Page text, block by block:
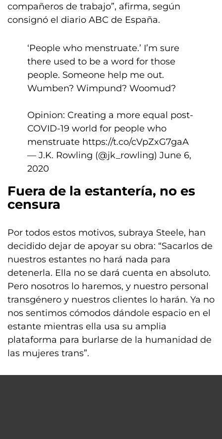
compañeros de trabajo”, afirma, según
consignó el diario ABC de España.
‘People who menstruate.’ I’m sure
there used to be a word for those
people. Someone help me out.
Wumben? Wimpund? Woomud?
Opinion: Creating a more equal post-
COVID-19 world for people who
menstruate https://t.co/cVpZxG7gaA
— J.K. Rowling (@jk_rowling) June 6,
2020
Fuera de la estantería, no es
censura
Por todos estos motivos, subraya Steele, han
decidido dejar de apoyar su obra: “Sacarlos de
nuestros estantes no hará nada para
detenerla. Ella no se dará cuenta en absoluto.
Pero nosotros lo haremos, y nuestro personal
transgénero y nuestros clientes lo harán. Ya no
nos sentimos cómodos dándole espacio en el
estante mientras ella usa su amplia
plataforma para burlarse de la humanidad de
las mujeres trans”.